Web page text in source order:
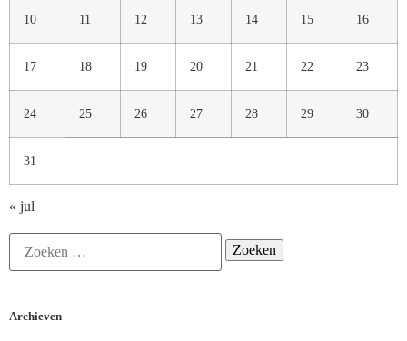
10 11 12 13 14 15 16
17 18 19 20 21 22 23
24 25 26 27 28 29 30
31
« jul
Archieven